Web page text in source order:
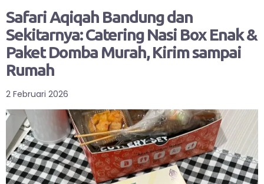
Safari Aqiqah Bandung dan
Sekitarnya: Catering Nasi Box Enak &
Paket Domba Murah, Kirim sampai
Rumah
2 Februari 2026